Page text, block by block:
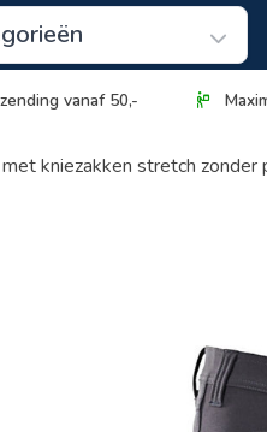
vanaf 50,-
kniezakken stretch zonder